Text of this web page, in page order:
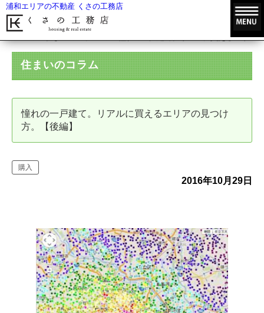
浦和エリアの不動産 くさの工務店
憧れの一戸建て。リアルに買えるエリア
住まいのコラム
憧れの一戸建て。リアルに買えるエリアの見つけ
方。【後編】
購入
2016年10月29日